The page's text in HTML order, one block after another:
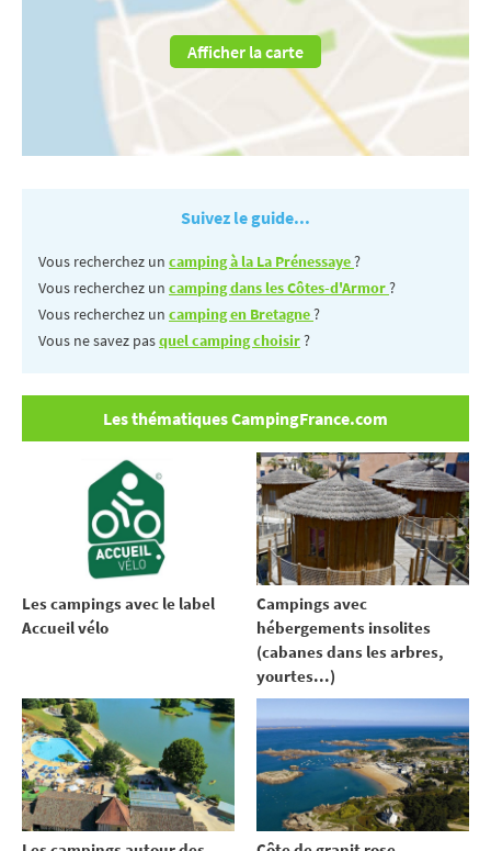
Afficher la carte
Suivez le guide...
Vous recherchez un camping à la La Prénessaye?
Vous recherchez un camping dans les Côtes-d'Armor?
Vous recherchez un camping en Bretagne?
Vous ne savez pasquel camping choisir?
Les thématiques CampingFrance.com
Les campings avec le label
Accueil vélo
Campings avec
hébergements insolites
(cabanes dans les arbres,
yourtes...)